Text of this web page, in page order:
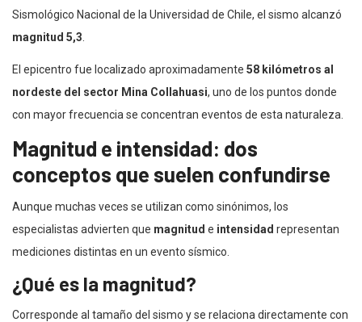
Sismológico Nacional de la Universidad de Chile, el sismo alcanzó
magnitud 5,3
El epicentro fue localizado aproximadamente 58 kilómetros al
nordeste del sector Mina Collahuasi, uno de los puntos donde
con mayor frecuencia se concentran eventos de esta naturaleza.
Magnitud e intensidad: dos
conceptos que suelen confundirse
Aunque muchas veces se utilizan como sinónimos, los
especialistas advierten que magnitud e intensidad representan
mediciones distintas en un evento sísmico.
¿Qué es la magnitud?
Corresponde al tamaño del sismo y se relaciona directamente con